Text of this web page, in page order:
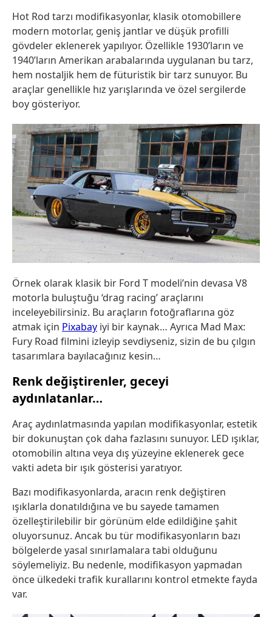
Hot Rod tarzı modifikasyonlar, klasik otomobillere
modern motorlar, geniş jantlar ve düşük profilli
gövdeler eklenerek yapılıyor. Özellikle 1930’ların ve
1940’ların Amerikan arabalarında uygulanan bu tarz,
hem nostaljik hem de füturistik bir tarz sunuyor. Bu
araçlar genellikle hız yarışlarında ve özel sergilerde
boy gösteriyor.
Örnek olarak klasik bir Ford T modeli’nin devasa V8
motorla buluştuğu ‘drag racing’ araçlarını
inceleyebilirsiniz. Bu araçların fotoğraflarına göz
atmak için Pixabay iyi bir kaynak… Ayrıca Mad Max:
Fury Road filmini izleyip sevdiyseniz, sizin de bu çılgın
tasarımlara bayılacağınız kesin…
Renk değiştirenler, geceyi
aydınlatanlar…
Araç aydınlatmasında yapılan modifikasyonlar, estetik
bir dokunuştan çok daha fazlasını sunuyor. LED ışıklar,
otomobilin altına veya dış yüzeyine eklenerek gece
vakti adeta bir ışık gösterisi yaratıyor.
Bazı modifikasyonlarda, aracın renk değiştiren
ışıklarla donatıldığına ve bu sayede tamamen
özelleştirilebilir bir görünüm elde edildiğine şahit
oluyorsunuz. Ancak bu tür modifikasyonların bazı
bölgelerde yasal sınırlamalara tabi olduğunu
söylemeliyiz. Bu nedenle, modifikasyon yapmadan
önce ülkedeki trafik kurallarını kontrol etmekte fayda
var.